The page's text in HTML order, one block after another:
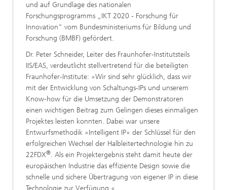
und auf Grundlage des nationalen
Forschungsprogramms „IKT 2020 - Forschung für
Innovation“ vom Bundesministeriums für Bildung und
Forschung (BMBF) gefördert.
Dr. Peter Schneider, Leiter des Fraunhofer-Institutsteils
IIS/EAS, verdeutlicht stellvertretend für die beteiligten
Fraunhofer-Institute: »Wir sind sehr glücklich, dass wir
mit der Entwicklung von Schaltungs-IPs und unserem
Know-how für die Umsetzung der Demonstratoren
einen wichtigen Beitrag zum Gelingen dieses einmaligen
Projektes leisten konnten. Dabei war unsere
Entwurfsmethodik »Intelligent IP« der Schlüssel für den
erfolgreichen Wechsel der Halbleitertechnologie hin zu
22FDX®. Als ein Projektergebnis steht damit heute der
europäischen Industrie das effiziente Design sowie die
schnelle und sichere Übertragung von eigener IP in diese
Technologie zur Verfügung.«